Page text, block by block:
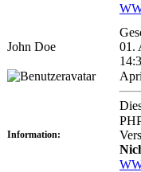
John Doe
01.
Information: